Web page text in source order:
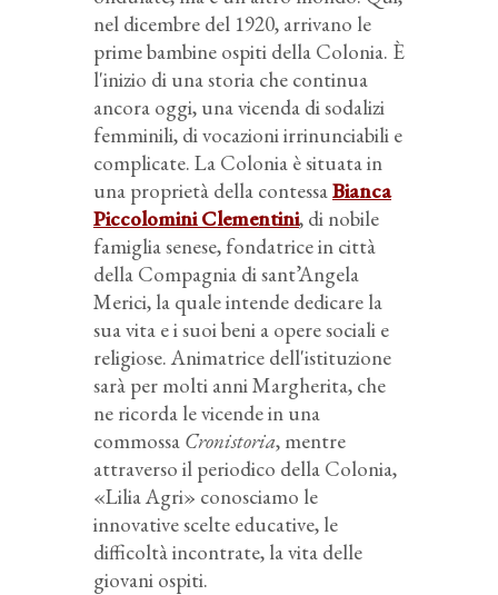
nel dicembre del 1920, arrivano le
prime bambine ospiti della Colonia. È
l'inizio di una storia che continua
ancora oggi, una vicenda di sodalizi
femminili, di vocazioni irrinunciabili e
complicate. La Colonia è situata in
una proprietà della contessaBianca
Piccolomini Clementini, di nobile
famiglia senese, fondatrice in città
della Compagnia di sant’Angela
Merici, la quale intende dedicare la
sua vita e i suoi beni a opere sociali e
religiose. Animatrice dell'istituzione
sarà per molti anni Margherita, che
ne ricorda le vicende in una
commossa Cronistoria, mentre
attraverso il periodico della Colonia,
«Lilia Agri» conosciamo le
innovative scelte educative, le
difficoltà incontrate, la vita delle
giovani ospiti.